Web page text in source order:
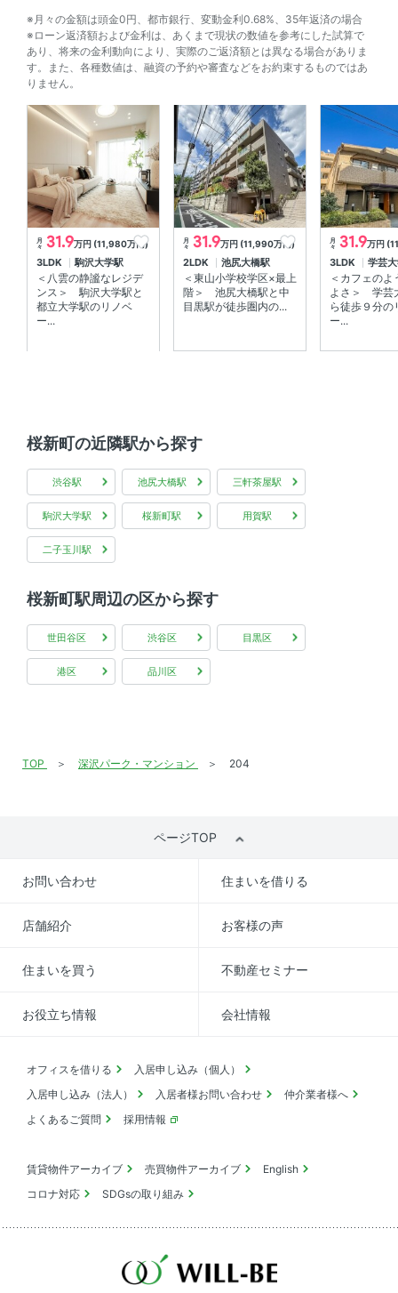
短期解約違約金 1年未満解約違約金有
保証会社利用
初回保証委託料(最低15000円)：月額賃料等の50%2年目
以降：10000円/年
鍵交換費用 33000円（税込）
緊急サポート 詳細要確認
リノベーション
-
その他初期費用
・ピアノ相談可能 ・駐車場空き要確認 ・駐輪場：組合契
約 ・管理人不在の為、土曜日午後・日曜祝祭日の引越し
不可
学区
情報更新日 2026年08月03日
※月々の金額は頭金0円、都市銀行、変動金利0.68%、35年返済の場合
※ローン返済額および金利は、あくまで現状の数値を参考にした試算で
あり、将来の金利動向により、実際のご返済額とは異なる場合がありま
す。また、各種数値は、融資の予約や審査などをお約束するものではあ
りません。
月
々 31.9万円 (11,980万円)
3LDK 駒沢大学駅
＜八雲の静謐なレジデ
ンス＞ 駒沢大学駅と
都立大学駅のリノベ
ー...
月
々 31.9万円 (11,990万円)
2LDK 池尻大橋駅
＜東山小学校学区×最上
階＞ 池尻大橋駅と中
目黒駅が徒歩圏内の...
月
々 31.9万円
3LDK 学芸
＜カフェのよ
よさ＞ 学芸
ら徒歩９分の
ー...
桜新町の近隣駅から探す
渋谷駅 池尻大橋駅 三軒茶屋駅
駒沢大学駅 桜新町駅 用賀駅
二子玉川駅
桜新町駅周辺の区から探す
世田谷区 渋谷区 目黒区
港区 品川区
TOP 深沢パーク・マンション 204
ページTOP
お問い合わせ 住まいを借りる
店舗紹介 お客様の声
住まいを買う 不動産セミナー
お役立ち情報 会社情報
オフィスを借りる
入居申し込み（個人）
入居申し込み（法人）
入居者様お問い合わせ
仲介業者様へ
よくあるご質問
採用情報
賃貸物件アーカイブ 売買物件アーカイブ
English
コロナ対応
SDGsの取り組み